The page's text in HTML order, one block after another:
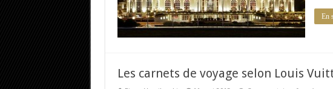
En
Les carnets de voyage selon Louis